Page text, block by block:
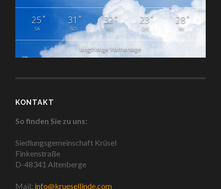
25°
SA
31 °
SO
32°
MO
23°
DIE
28°
MI
langfristige Vorhersage
KONTAKT
So finden Sie zu uns:
Siedlungsgemeinschaft Krüsel
Finkenstraße
D-48341 Altenberge
Mail: info@kruesellinde.com